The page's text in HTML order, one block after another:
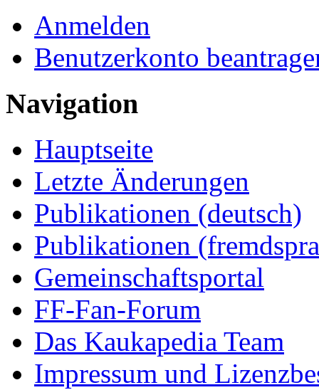
Anmelden
Benutzerkonto
Navigation
Hauptseite
Letzte Änderungen
Publikationen (deutsch)
Publikationen
Gemeinschaftsportal
FF-Fan-Forum
Das Kaukapedia Team
Impressum und